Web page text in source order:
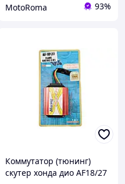
MotoRoma 93%
Коммутатор (тюнинг)
скутер хонда дио AF18/27